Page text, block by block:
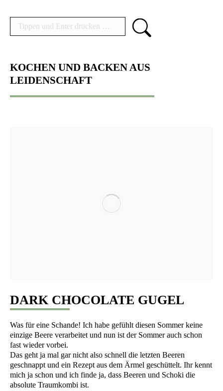
KOCHEN UND BACKEN AUS
LEIDENSCHAFT
DARK CHOCOLATE GUGEL
Was für eine Schan­de! Ich habe gefühlt die­sen Som­mer kei­ne
ein­zi­ge Bee­re ver­ar­bei­tet und nun ist der Som­mer auch schon
fast wie­der vorbei.
Das geht ja mal gar nicht also schnell die letz­ten Bee­ren
geschnappt und ein Rezept aus dem Ärmel geschüt­telt. Ihr kennt
mich ja schon und ich fin­de ja, dass Bee­ren und Scho­ki die
abso­lu­te Traum­kom­bi ist.